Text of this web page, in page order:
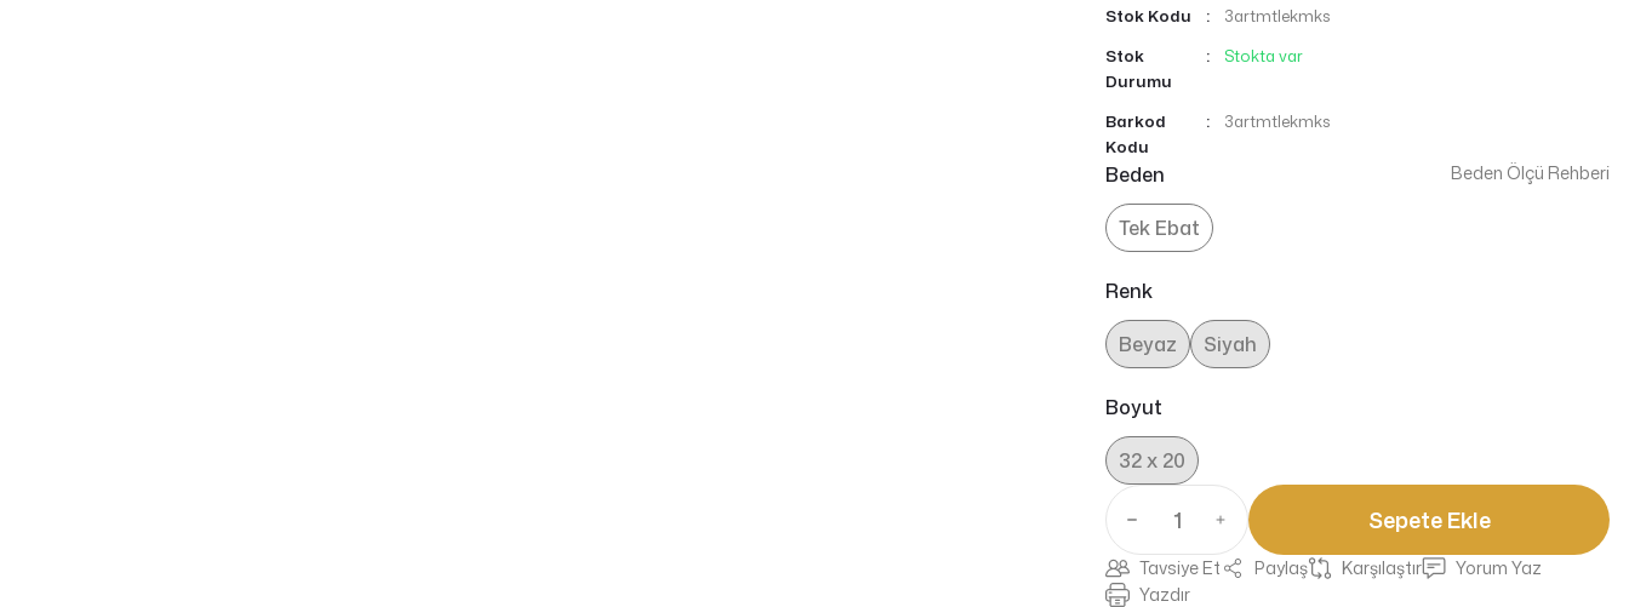
Stok Kodu
3artmtlekmks
Stok
Durumu
Stokta var
Barkod
Kodu
3artmtlekmks
Beden
Tek Ebat
Renk
Beyaz
Siyah
Boyut
32 x 20
Beden Ölçü Rehberi
Sepete Ekle
Tavsiye Et Paylaş Karşılaştır
Yorum Yaz
Yazdır